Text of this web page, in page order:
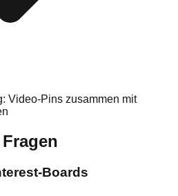
Video-Pins zusammen mit
Boards